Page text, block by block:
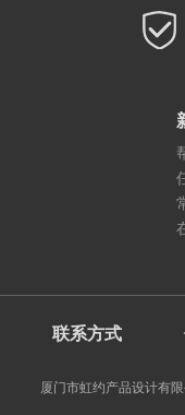
联系方式
厦门市虹约产品设计有